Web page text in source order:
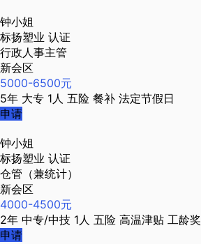
钟小姐
标扬塑业 认证
行政人事主管
新会区
5000-6500元
5年 大专 1人 五险 餐补 法定节假日
申请
钟小姐
标扬塑业 认证
仓管（兼统计）
新会区
4000-4500元
2年 中专/中技 1人 五险 高温津贴 工龄奖
申请